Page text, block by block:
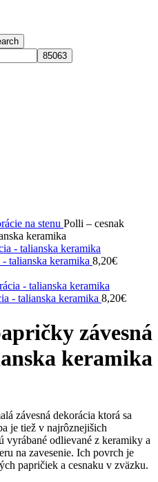
na stenu Polli – cesnak
keramika
talianska keramika 8,20€
- talianska keramika 8,20€
závesná
keramika
závesná dekorácia ktorá sa
je tiež v najrôznejišich
vyrábané odlievané z keramiky a
na zavesenie. Ich povrch je
papričiek a cesnaku v zväzku.